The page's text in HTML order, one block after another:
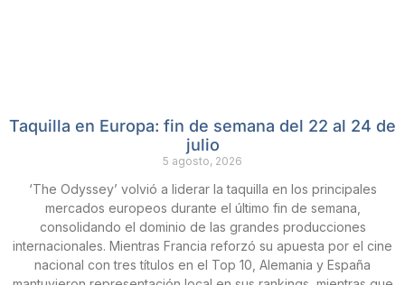
Taquilla en Europa: fin de semana del 22 al 24 de
julio
5 agosto, 2026
‘The Odyssey’ volvió a liderar la taquilla en los principales
mercados europeos durante el último fin de semana,
consolidando el dominio de las grandes producciones
internacionales. Mientras Francia reforzó su apuesta por el cine
nacional con tres títulos en el Top 10, Alemania y España